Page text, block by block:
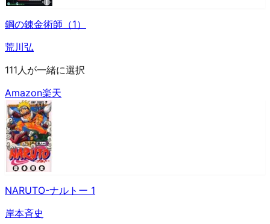
鋼の錬金術師（1）
荒川弘
111人が一緒に選択
Amazon楽天
NARUTO-ナルトー 1
岸本斉史